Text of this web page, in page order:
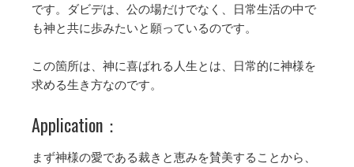
です。ダビデは、公の場だけでなく、日常生活の中で
も神と共に歩みたいと願っているのです。
この箇所は、神に喜ばれる人生とは、日常的に神様を
求める生き方なのです。
Application：
まず神様の愛である裁きと恵みを賛美することから、